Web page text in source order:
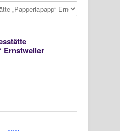
Ernstweiler